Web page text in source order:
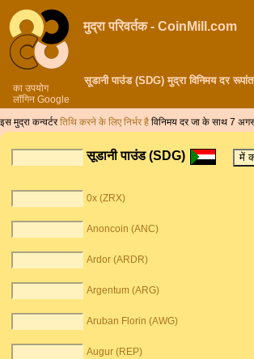
का उपयोग
लॉगिन Google
मुद्रा परिवर्तक - CoinMill.com
सूडानी पाउंड (SDG) मुद्रा विनिमय दर
इस मुद्रा कन्वर्टरतिथि करने के लिए निर्भर है विनिमय दर जा के साथ 7
सूडानी पाउंड (SDG)
0x (ZRX)
Anoncoin (ANC)
Ardor (ARDR)
Argentum (ARG)
Aruban Florin (AWG)
Augur (REP)